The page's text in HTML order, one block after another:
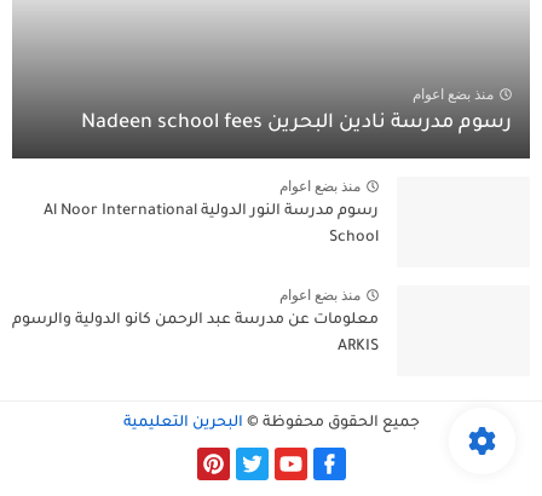
منذ بضع اعوام
رسوم مدرسة نادين البحرين Nadeen school fees
منذ بضع اعوام
رسوم مدرسة النور الدولية Al Noor International
School
منذ بضع اعوام
معلومات عن مدرسة عبد الرحمن كانو الدولية والرسوم
ARKIS
جميع الحقوق محفوظة © البحرين التعليمية